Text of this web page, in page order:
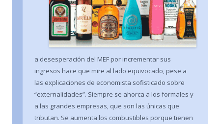
a desesperación del MEF por incrementar sus
ingresos hace que mire al lado equivocado, pese a
las explicaciones de economista sofisticado sobre
“externalidades”. Siempre se ahorca a los formales y
a las grandes empresas, que son las únicas que
tributan. Se aumenta los combustibles porque tienen